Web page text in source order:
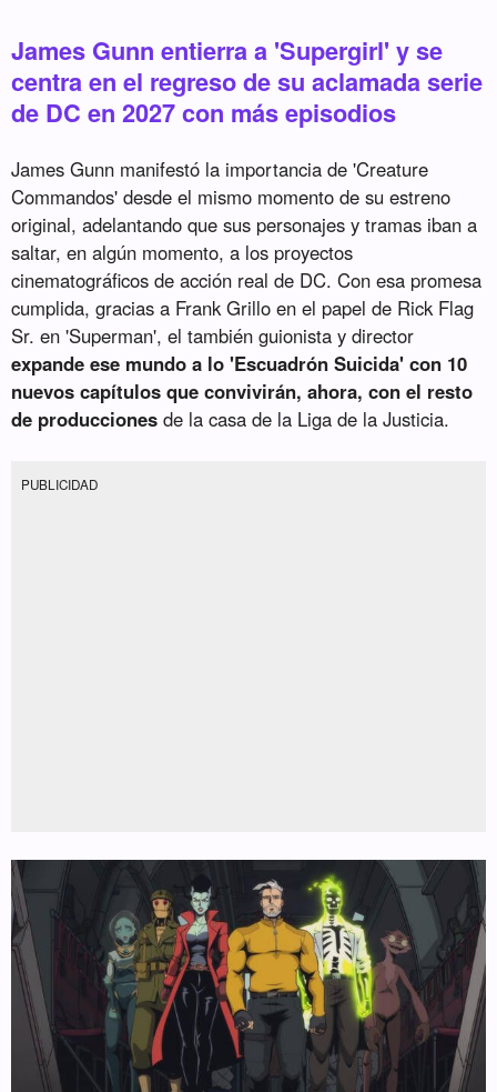
James Gunn entierra a 'Supergirl' y se
centra en el regreso de su aclamada serie
de DC en 2027 con más episodios
James Gunn manifestó la importancia de 'Creature
Commandos' desde el mismo momento de su estreno
original, adelantando que sus personajes y tramas iban a
saltar, en algún momento, a los proyectos
cinematográficos de acción real de DC. Con esa promesa
cumplida, gracias a Frank Grillo en el papel de Rick Flag
Sr. en 'Superman', el también guionista y director
expande ese mundo a lo 'Escuadrón Suicida' con 10
nuevos capítulos que convivirán, ahora, con el resto
de producciones de la casa de la Liga de la Justicia.
PUBLICIDAD